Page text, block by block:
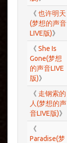
《 也许明天
(梦想的声音
LIVE版)》
《 She Is
Gone(梦想
的声音LIVE
版)》
《 走钢索的
人(梦想的声
音LIVE版)》
《
Paradise(梦